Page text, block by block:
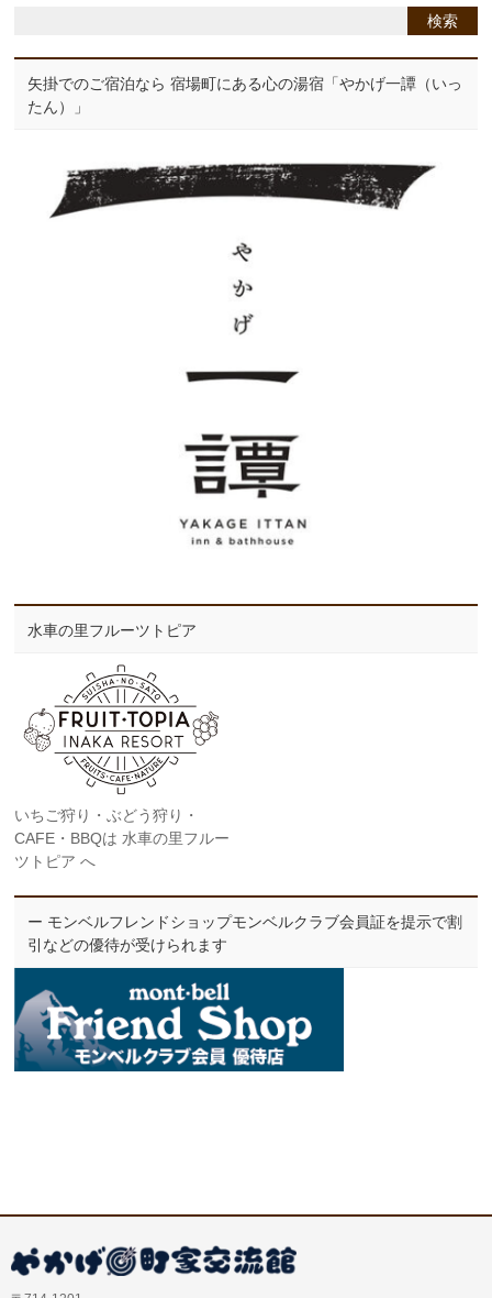
矢掛でのご宿泊なら 宿場町にある心の湯宿「やかげ一譚（いっ
たん）」
水車の里フルーツトピア
いちご狩り・ぶどう狩り・
CAFE・BBQは 水車の里フルー
ツトピア へ
ー モンベルフレンドショップモンベルクラブ会員証を提示で割
引などの優待が受けられます